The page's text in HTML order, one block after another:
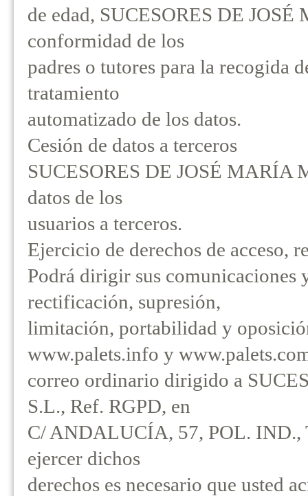
de edad, SUCESORES DE
conformidad de los
padres o tutores para la recogida
tratamiento
automatizado de los datos.
Cesión de datos a terceros
SUCESORES DE JOSÉ MARÍA
datos de los
usuarios a terceros.
Ejercicio de derechos de acceso,
Podrá dirigir sus comunicaciones
rectificación, supresión,
limitación, portabilidad y
www.palets.info y
correo ordinario dirigido a
S.L., Ref. RGPD, en
C/ ANDALUCÍA, 57, POL.
ejercer dichos
derechos es necesario que usted